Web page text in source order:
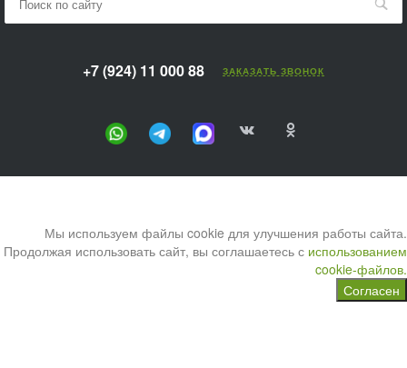
+7 (924) 11 000 88 ЗАКАЗАТЬ ЗВОНОК
Мы используем файлы cookie для улучшения работы сайта.
Продолжая использовать сайт, вы соглашаетесь с использованием
cookie-файлов.
Согласен